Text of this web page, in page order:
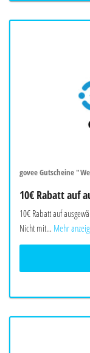
govee Gutscheine
10€ Rabatt auf
10€ Rabatt auf
Nicht mit... Mehr